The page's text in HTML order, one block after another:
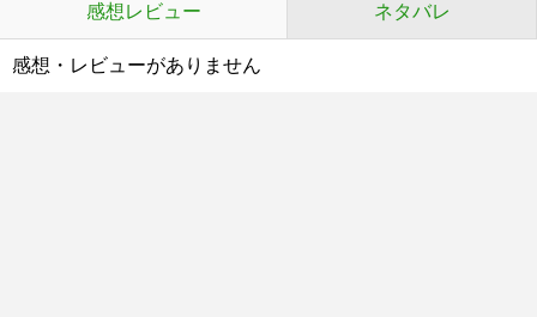
感想レビュー ネタバレ
感想・レビューがありません